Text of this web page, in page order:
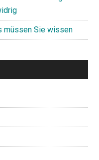
müssen Sie wissen